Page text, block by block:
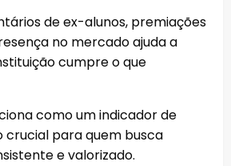
de ex-alunos, premiações
no mercado ajuda a
cumpre o que
como um indicador de
crucial para quem busca
e valorizado.